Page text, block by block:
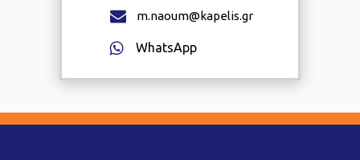
m.naoum@kapelis.gr
WhatsApp